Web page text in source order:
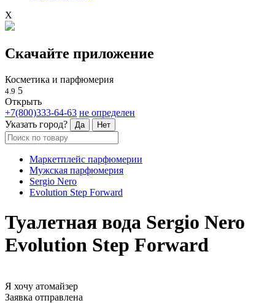
X
Скачайте приложение
Косметика и парфюмерия
4.9 5
Открыть
+7(800)333-64-63 не определен
Указать город?
Да Нет
Маркетплейс парфюмерии
Мужская парфюмерия
Sergio Nero
Evolution Step Forward
Туалетная вода Sergio Nero
Evolution Step Forward
Я хочу атомайзер
Заявка отправлена